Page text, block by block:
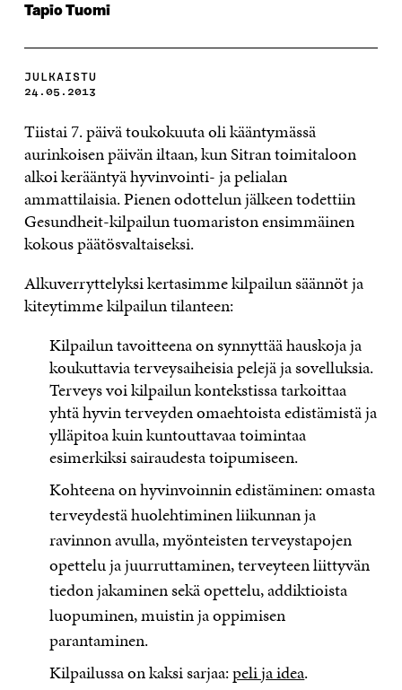
Tapio Tuomi
JULKAISTU
24.05.2013
Tiistai 7. päivä toukokuuta oli kääntymässä
aurinkoisen päivän iltaan, kun Sitran toimitaloon
alkoi kerääntyä hyvinvointi- ja pelialan
ammattilaisia. Pienen odottelun jälkeen todettiin
Gesundheit-kilpailun tuomariston ensimmäinen
kokous päätösvaltaiseksi.
Alkuverryttelyksi kertasimme kilpailun säännöt ja
kiteytimme kilpailun tilanteen:
Kilpailun tavoitteena on synnyttää hauskoja ja
koukuttavia terveysaiheisia pelejä ja sovelluksia.
Terveys voi kilpailun kontekstissa tarkoittaa
yhtä hyvin terveyden omaehtoista edistämistä ja
ylläpitoa kuin kuntouttavaa toimintaa
esimerkiksi sairaudesta toipumiseen.
Kohteena on hyvinvoinnin edistäminen: omasta
terveydestä huolehtiminen liikunnan ja
ravinnon avulla, myönteisten terveystapojen
opettelu ja juurruttaminen, terveyteen liittyvän
tiedon jakaminen sekä opettelu, addiktioista
luopuminen, muistin ja oppimisen
parantaminen.
Kilpailussa on kaksi sarjaa:peli ja idea.